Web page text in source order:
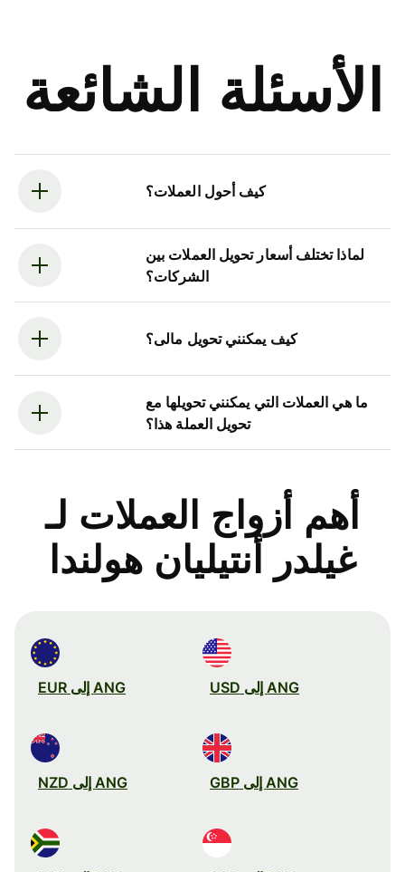
الأسئلة الشائعة
كيف أحول العملات؟
لماذا تختلف أسعار تحويل العملات بين
الشركات؟
كيف يمكنني تحويل مالى؟
ما هي العملات التي يمكنني تحويلها مع
تحويل العملة هذا؟
أهم أزواج العملات لـ
غيلدر أنتيليان هولندا
ANG إلى USD ANG إلى EUR
ANG إلى GBP ANG إلى NZD